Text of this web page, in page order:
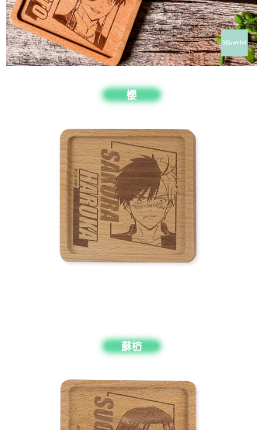
權轉讓予恩沛科技股份有限公司。
２．關於個人資料處理事宜，請瀏覽以下網址：
https://aftee.tw/terms/#terms3
３．未成年的使用者請事先徵得法定代理人或監護人之同意方可使用
「AFTEE先享後付」，若未經同意申辦者引起之損失，本公司不負相關責
任。
４．使用「AFTEE先享後付」時，將依據個別帳號之用戶狀況，依本公司即
５．嚴禁一人註冊多個帳號或使用他人資訊註冊。若發現惡意使用之情形，
海外宅配 查看運費